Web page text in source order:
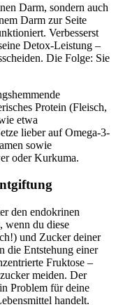
Darm, sondern auch
Darm zur Seite
Verbesserst
Detox-Leistung –
Die Folge: Sie
Protein (Fleisch,
etwa
lieber auf Omega-3-
sowie
oder Kurkuma.
den endokrinen
wenn du diese
und Zucker deiner
die Entstehung einer
Fruktose –
meiden. Der
Problem für deine
handelt.